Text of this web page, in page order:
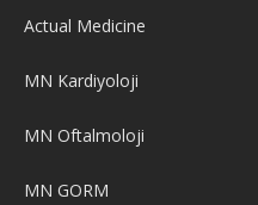
Actual Medicine
MN Kardiyoloji
MN Oftalmoloji
MN GORM